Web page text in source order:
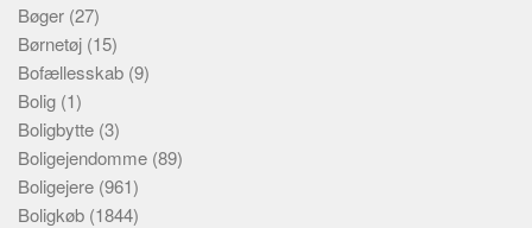
Bøger (27)
Børnetøj (15)
Bofællesskab (9)
Bolig (1)
Boligbytte (3)
Boligejendomme (89)
Boligejere (961)
Boligkøb (1844)